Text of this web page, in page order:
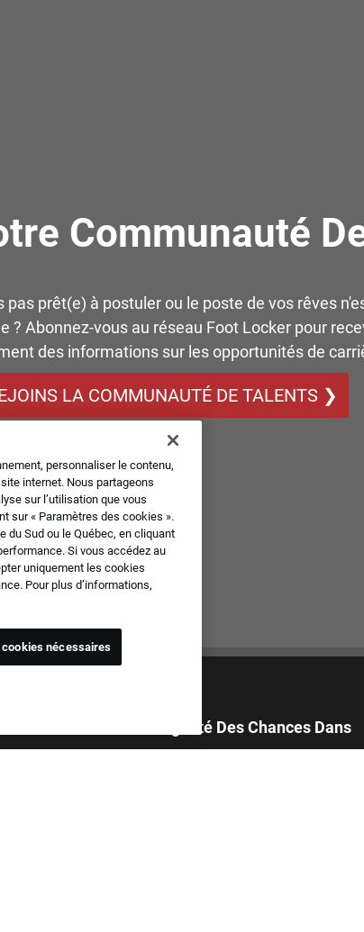
Communauté
pas prêt(e) à postuler ou le poste de vos rêves
? Abonnez-vous au réseau Foot Locker pour
des informations sur les opportunités de
LA COMMUNAUTÉ DE TALENTS ❯
Fier De Promouvoir L'Égalité Des Chances Dans
personnaliser le contenu,
internet. Nous partageons
sur l’utilisation que vous
sur « Paramètres des cookies ».
du Sud ou le Québec, en cliquant
Si vous accédez au
uniquement les cookies
Pour plus d’informations,
nécessaires